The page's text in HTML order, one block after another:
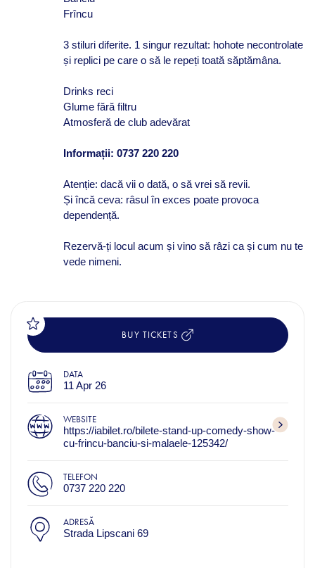
Frîncu
3 stiluri diferite. 1 singur rezultat: hohote necontrolate
și replici pe care o să le repeți toată săptămâna.
Drinks reci
Glume fără filtru
Atmosferă de club adevărat
Informații: 0737 220 220
Atenție: dacă vii o dată, o să vrei să revii.
Și încă ceva: râsul în exces poate provoca
dependență.
Rezervă-ți locul acum și vino să râzi ca și cum nu te
vede nimeni.
BUY TICKETS
DATA
11 Apr 26
WEBSITE
https://iabilet.ro/bilete-stand-up-comedy-show-
cu-frincu-banciu-si-malaele-125342/
TELEFON
0737 220 220
ADRESĂ
Strada Lipscani 69